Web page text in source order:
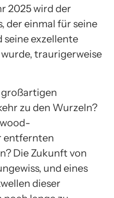
2025 wird der
der einmal für seine
seine exzellente
traurigerweise
großartigen
zu den Wurzeln?
entfernten
Die Zukunft von
und eines
dieser